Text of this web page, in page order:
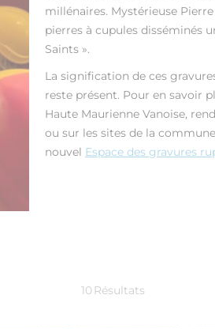
millénaires. Mystérieuse
pierres à cupules disséminés
Saints ».
La signification de ces
reste présent. Pour en savoir
Haute Maurienne Vanoise,
ou sur les sites de la
nouvel Espace des gravures
10 Résultats